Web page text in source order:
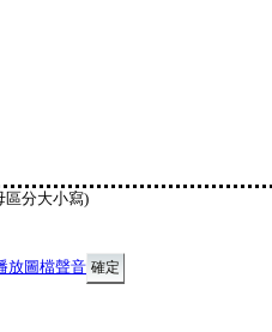
區分大小寫)
放圖檔聲音